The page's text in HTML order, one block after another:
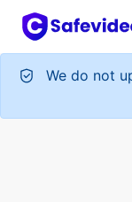
We do not